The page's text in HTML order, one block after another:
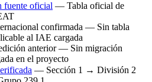
fuente oficial — Tabla oficial de
confirmada — Sin tabla
al IAE cargada
anterior— Sin migración
en el proyecto
— Sección 1 → División 2